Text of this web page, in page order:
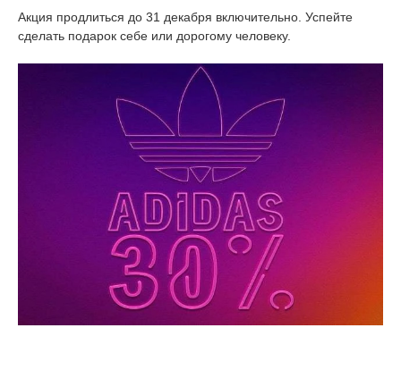
Акция продлиться до 31 декабря включительно. Успейте
сделать подарок себе или дорогому человеку.